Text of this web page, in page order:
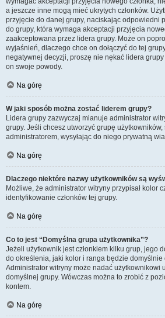
a jeszcze inne mogą mieć ukrytych członków.
przyjęcie do danej grupy, naciskając odpowiedni
do grupy, która wymaga akceptacji przyjęcia
zaakceptowana przez lidera grupy. Może on
wyjaśnień, dlaczego chce on dołączyć do tej
negatywnej decyzji, proszę nie nękać lidera
on swoje powody.
Na górę
W jaki sposób można zostać liderem grupy?
Lidera grupy zazwyczaj mianuje administrator
grupy. Jeśli chcesz utworzyć grupę użytkowników,
administratorem, wysyłając do niego prywatną
Na górę
Dlaczego niektóre nazwy użytkowników są
Możliwe, że administrator witryny przypisał kolor
identyfikowanie członków tej grupy.
Na górę
Co to jest “Domyślna grupa użytkownika”?
Jeżeli użytkownik jest członkiem kilku grup, jego
do określenia, jaki kolor i ranga będzie
Administrator witryny może nadać użytkownikowi
domyślnej grupy. Wówczas można to zrobić z
kontem.
Na górę